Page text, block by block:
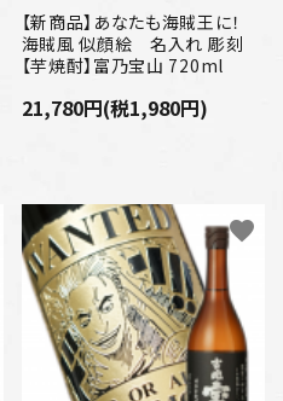
【新商品】あなたも海賊王に！
海賊風 似顔絵 名入れ 彫刻
【芋焼酎】富乃宝山 720ml
21,780円(税1,980円)
favorite